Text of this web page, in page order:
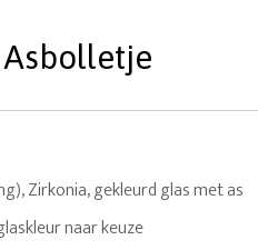
Asbolletje
Zirkonia, gekleurd glas met as
naar keuze